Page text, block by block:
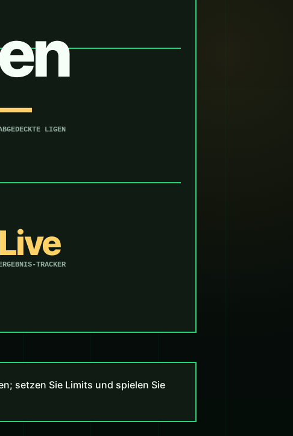
LIGEN
Live
TRACKER
setzen Sie Limits und spielen Sie